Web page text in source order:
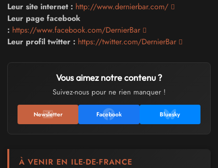
Leur site internet : http://www.dernierbar.com/
Leur page facebook
: https://www.facebook.com/DernierBar
Leur profil twitter : https://twitter.com/DernierBar
Vous aimez notre contenu ?
Suivez-nous pour ne rien manquer !
Newsletter Facebook Bluesky
À VENIR EN ILE-DE-FRANCE